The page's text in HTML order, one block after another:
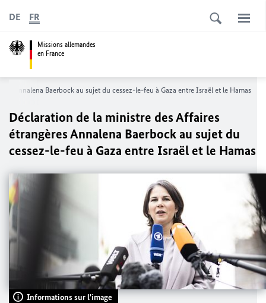
Missions allemandes
en France
DE FR
Annalena Baerbock au sujet du cessez-le-feu à Gaza entre Israël et le Hamas
Déclaration de la ministre des Affaires
étrangèresAnnalena Baerbockau sujet du
cessez-le-feu à Gaza entre Israël et le Hamas
Informations sur l'image